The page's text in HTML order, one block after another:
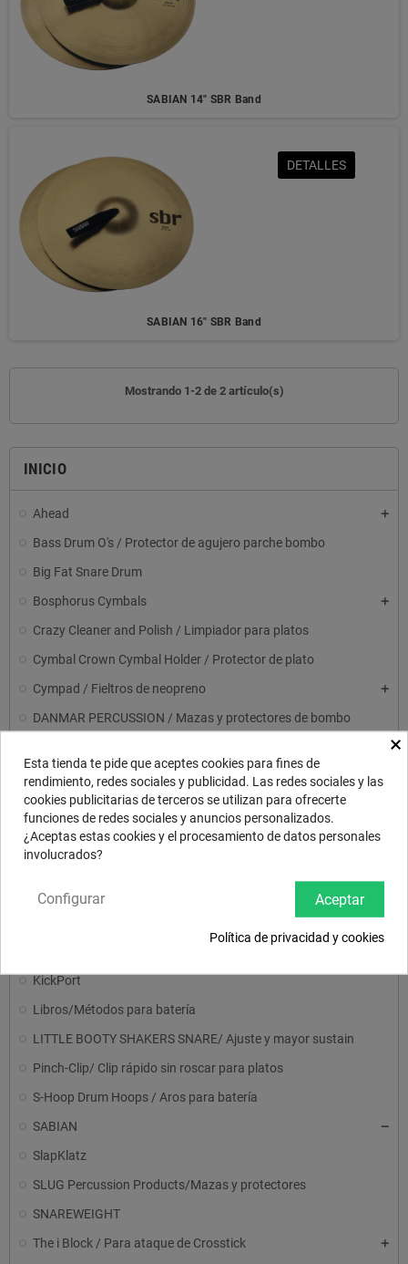
INICIO
Ahead
Bass Drum O's / Protector de agujero parche bombo
Big Fat Snare Drum
Bosphorus Cymbals
Crazy Cleaner and Polish / Limpiador para platos
Cymbal Crown Cymbal Holder / Protector de plato
Cympad / Fieltros de neopreno
DANMAR PERCUSSION / Mazas y protectores de bombo
Drum N Base / Protector para aro de bombo
DrumDial Drum Tuner / Afinadores
Dunnett Throw- Off/ Tirador para bordoneros
EARPLUGS 2.1/ PROTECTOR/TAPONES
FAT CAT Snappy Snares / Bordoneros
KickPort
Libros/Métodos para batería
LITTLE BOOTY SHAKERS SNARE/ Ajuste y mayor sustain
Pinch-Clip/ Clip rápido sin roscar para platos
S-Hoop Drum Hoops / Aros para batería
SABIAN
SlapKlatz
SLUG Percussion Products/Mazas y protectores
SNAREWEIGHT
The i Block / Para ataque de Crosstick
SABIAN 14" SBR Band
SABIAN 16" SBR Band
DETALLES
Mostrando 1-2 de 2 artículo(s)
×
Esta tienda te pide que aceptes cookies para fines de
rendimiento, redes sociales y publicidad. Las redes sociales y las
cookies publicitarias de terceros se utilizan para ofrecerte
funciones de redes sociales y anuncios personalizados.
¿Aceptas estas cookies y el procesamiento de datos personales
involucrados?
Aceptar
Configurar
Política de privacidad y cookies